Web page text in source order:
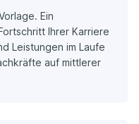
Ein
Ihrer Karriere
Leistungen im Laufe
auf mittlerer